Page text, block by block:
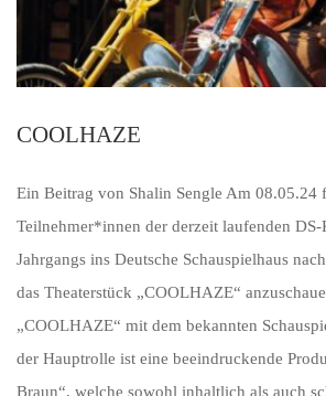
COOLHAZE
Ein Beitrag von Shalin Sengle Am 08.05.24
Teilnehmer*innen der derzeit laufenden DS-
Jahrgangs ins Deutsche Schauspielhaus
das Theaterstück „COOLHAZE“
„COOLHAZE“ mit dem bekannten
der Hauptrolle ist eine beeindruckende
Braun“, welche sowohl inhaltlich als auch